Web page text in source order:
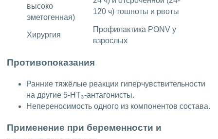
высоко
эметогенная)
120 ч) тошноты и рвоты
Хирургия
Профилактика PONV у
взрослых
Противопоказания
Ранние тяжёлые реакции гиперчувствительности
на другие 5-НТ₃-антагонисты.
Непереносимость одного из компонентов состава.
Применение при беременности и